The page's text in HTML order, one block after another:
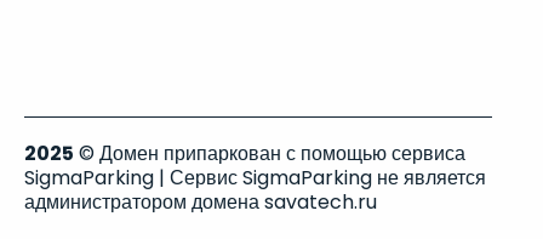
2025 © Домен припаркован с помощью сервиса
SigmaParking | Сервис SigmaParking не является
администратором домена savatech.ru